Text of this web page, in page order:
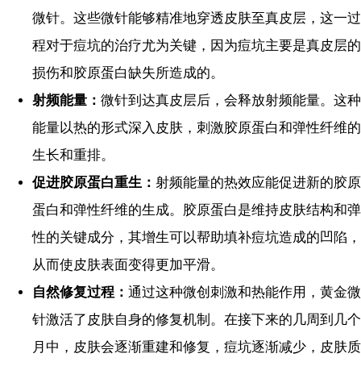
微针。这些微针能够精准地穿透皮肤至真皮层，这一过
程对于痘坑的治疗尤为关键，因为痘坑主要是真皮层的
损伤和胶原蛋白缺失所造成的。
射频能量： 微针到达真皮层后，会释放射频能量。这种
能量以热的形式深入皮肤，刺激胶原蛋白和弹性纤维的
生长和重排。
促进胶原蛋白重生： 射频能量的热效应能促进新的胶原
蛋白和弹性纤维的生成。胶原蛋白是维持皮肤结构和弹
性的关键成分，其增生可以帮助填补痘坑造成的凹陷，
从而使皮肤表面变得更加平滑。
自然修复过程： 通过这种微创刺激和热能作用，黄金微
针激活了皮肤自身的修复机制。在接下来的几周到几个
月中，皮肤会逐渐重建和修复，痘坑逐渐减少，皮肤质